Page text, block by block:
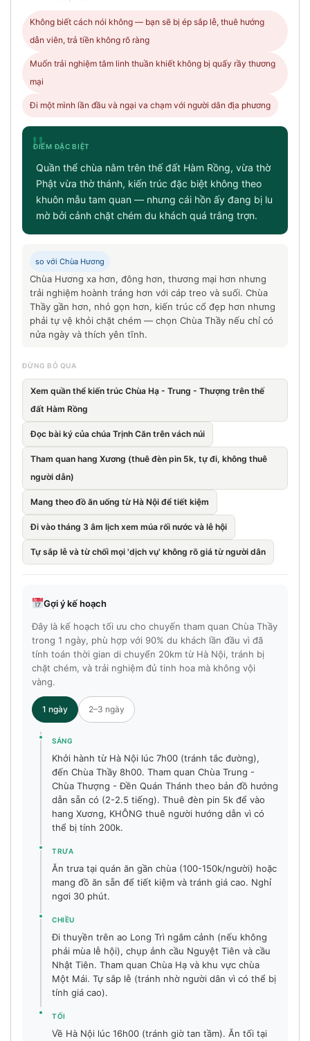
Không biết cách nói không — bạn sẽ bị ép sắp lễ, thuê hướng
dẫn viên, trả tiền không rõ ràng
Muốn trải nghiệm tâm linh thuần khiết không bị quấy rầy thương
mại
Đi một mình lần đầu và ngại va chạm với người dân địa phương
"
ĐIỂM ĐẶC BIỆT
Quần thể chùa nằm trên thế đất Hàm Rồng, vừa thờ
Phật vừa thờ thánh, kiến trúc đặc biệt không theo
khuôn mẫu tam quan — nhưng cái hồn ấy đang bị lu
mờ bởi cảnh chặt chém du khách quá trắng trợn.
so với Chùa Hương
Chùa Hương xa hơn, đông hơn, thương mại hơn nhưng
trải nghiệm hoành tráng hơn với cáp treo và suối. Chùa
Thầy gần hơn, nhỏ gọn hơn, kiến trúc cổ đẹp hơn nhưng
phải tự vệ khỏi chặt chém — chọn Chùa Thầy nếu chỉ có
nửa ngày và thích yên tĩnh.
ĐỪNG BỎ QUA
Xem quần thể kiến trúc Chùa Hạ - Trung - Thượng trên thế
đất Hàm Rồng
Đọc bài ký của chúa Trịnh Căn trên vách núi
Tham quan hang Xương (thuê đèn pin 5k, tự đi, không thuê
người dẫn)
Mang theo đồ ăn uống từ Hà Nội để tiết kiệm
Đi vào tháng 3 âm lịch xem múa rối nước và lễ hội
Tự sắp lễ và từ chối mọi 'dịch vụ' không rõ giá từ người dân
Gợi ý kế hoạch
Đây là kế hoạch tối ưu cho chuyến tham quan Chùa Thầy
trong 1 ngày, phù hợp với 90% du khách lần đầu vì đã
tính toán thời gian di chuyển 20km từ Hà Nội, tránh bị
chặt chém, và trải nghiệm đủ tinh hoa mà không vội
vàng.
1 ngày 2–3 ngày
SÁNG
Khởi hành từ Hà Nội lúc 7h00 (tránh tắc đường),
đến Chùa Thầy 8h00. Tham quan Chùa Trung -
Chùa Thượng - Đền Quán Thánh theo bản đồ hướng
dẫn sẵn có (2-2.5 tiếng). Thuê đèn pin 5k để vào
hang Xương, KHÔNG thuê người hướng dẫn vì có
thể bị tính 200k.
TRƯA
Ăn trưa tại quán ăn gần chùa (100-150k/người) hoặc
mang đồ ăn sẵn để tiết kiệm và tránh giá cao. Nghỉ
ngơi 30 phút.
CHIỀU
Đi thuyền trên ao Long Trì ngắm cảnh (nếu không
phải mùa lễ hội), chụp ảnh cầu Nguyệt Tiên và cầu
Nhật Tiên. Tham quan Chùa Hạ và khu vực chùa
Một Mái. Tự sắp lễ (tránh nhờ người dân vì có thể bị
tính giá cao).
TỐI
Về Hà Nội lúc 16h00 (tránh giờ tan tầm). Ăn tối tại